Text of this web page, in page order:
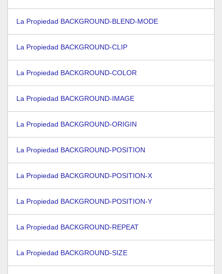
La Propiedad BACKGROUND-BLEND-MODE
La Propiedad BACKGROUND-CLIP
La Propiedad BACKGROUND-COLOR
La Propiedad BACKGROUND-IMAGE
La Propiedad BACKGROUND-ORIGIN
La Propiedad BACKGROUND-POSITION
La Propiedad BACKGROUND-POSITION-X
La Propiedad BACKGROUND-POSITION-Y
La Propiedad BACKGROUND-REPEAT
La Propiedad BACKGROUND-SIZE